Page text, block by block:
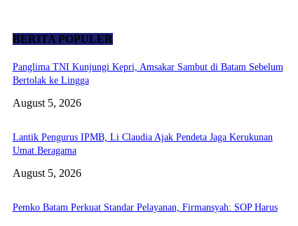
BERITA POPULER
Panglima TNI Kunjungi Kepri, Amsakar Sambut di Batam Sebelum
Bertolak ke Lingga
August 5, 2026
Lantik Pengurus IPMB, Li Claudia Ajak Pendeta Jaga Kerukunan
Umat Beragama
August 5, 2026
Pemko Batam Perkuat Standar Pelayanan, Firmansyah: SOP Harus